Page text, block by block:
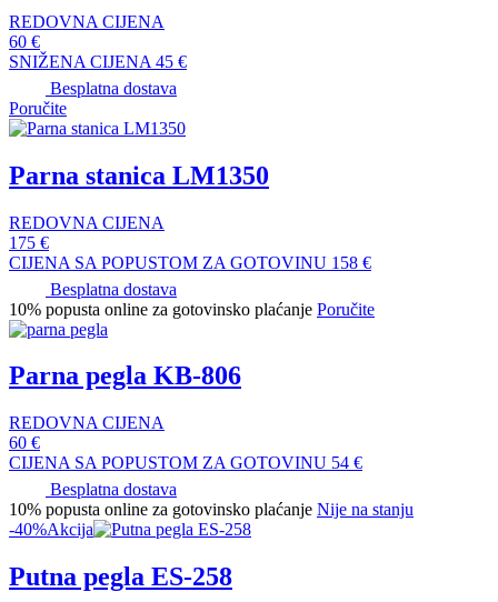
REDOVNA CIJENA
60 €
SNIŽENA CIJENA 45 €
Besplatna dostava
Poručite
Parna stanica LM1350
REDOVNA CIJENA
175 €
CIJENA SA POPUSTOM ZA GOTOVINU 158 €
Besplatna dostava
10% popusta online za gotovinsko plaćanje Poručite
Parna pegla KB-806
REDOVNA CIJENA
60 €
CIJENA SA POPUSTOM ZA GOTOVINU 54 €
Besplatna dostava
10% popusta online za gotovinsko plaćanje Nije na stanju
-40%Akcija
Putna pegla ES-258